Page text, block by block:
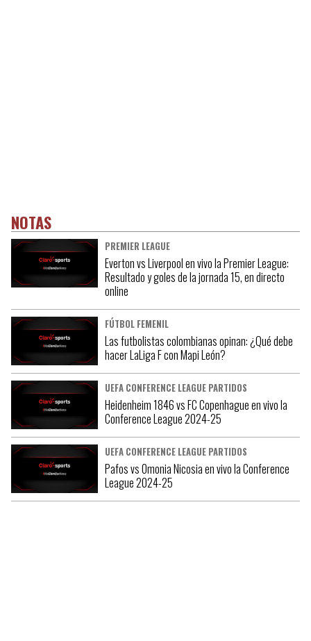
NOTAS
PREMIER LEAGUE
Everton vs Liverpool en vivo la Premier League:
Resultado y goles de la jornada 15, en directo
online
FÚTBOL FEMENIL
Las futbolistas colombianas opinan: ¿Qué debe
hacer LaLiga F con Mapi León?
UEFA CONFERENCE LEAGUE PARTIDOS
Heidenheim 1846 vs FC Copenhague en vivo la
Conference League 2024-25
UEFA CONFERENCE LEAGUE PARTIDOS
Pafos vs Omonia Nicosia en vivo la Conference
League 2024-25